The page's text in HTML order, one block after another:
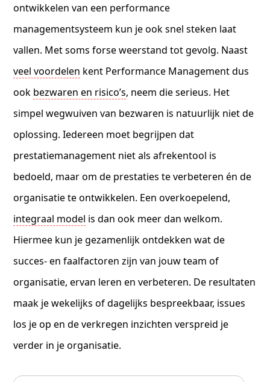
ontwikkelen van een performance
managementsysteem kun je ook snel steken laat
vallen. Met soms forse weerstand tot gevolg. Naast
veel voordelen kent Performance Management dus
ook bezwaren en risico’s, neem die serieus. Het
simpel wegwuiven van bezwaren is natuurlijk niet de
oplossing. Iedereen moet begrijpen dat
prestatiemanagement niet als afrekentool is
bedoeld, maar om de prestaties te verbeteren én de
organisatie te ontwikkelen. Een overkoepelend,
integraal model is dan ook meer dan welkom.
Hiermee kun je gezamenlijk ontdekken wat de
succes- en faalfactoren zijn van jouw team of
organisatie, ervan leren en verbeteren. De resultaten
maak je wekelijks of dagelijks bespreekbaar, issues
los je op en de verkregen inzichten verspreid je
verder in je organisatie.